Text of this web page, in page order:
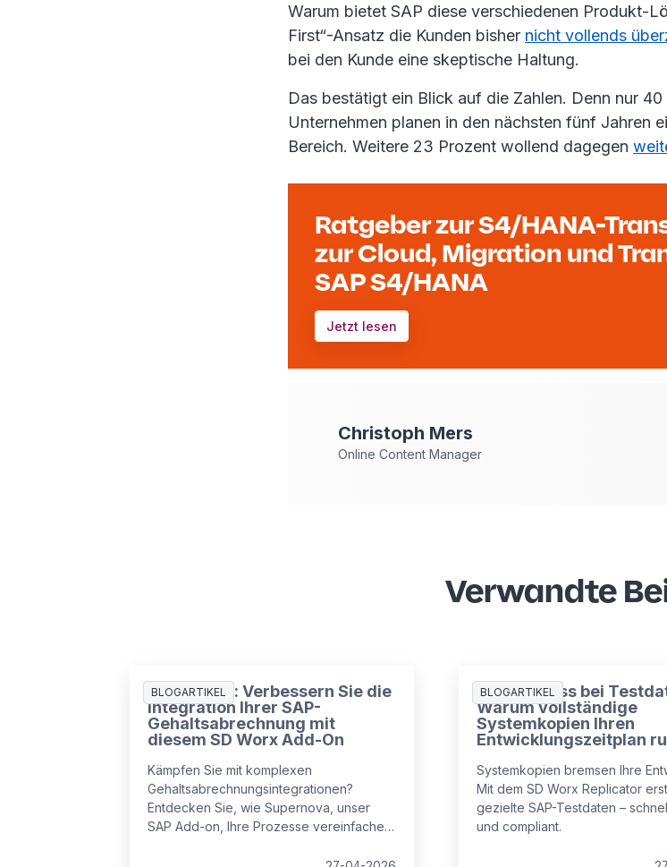
Warum bietet SAP diese verschiedenen Produkt-
First“-Ansatz die Kunden bisher nicht vollends
bei den Kunde eine skeptische Haltung.
Das bestätigt ein Blick auf die Zahlen. Denn nur
Unternehmen planen in den nächsten fünf Jahren
Bereich. Weitere 23 Prozent wollend dagegen
Ratgeber zur S4/HANA-
zur Cloud, Migration und
SAP S4/HANA
Jetzt lesen
Christoph Mers
Online Content Manager
Verwandte
BLOGARTIKEL
Supernova: Verbessern Sie die
Integration Ihrer SAP-
Gehaltsabrechnung mit
diesem SD Worx Add-On
Kämpfen Sie mit komplexen
Gehaltsabrechnungsintegrationen?
Entdecken Sie, wie Supernova, unser
SAP Add-on, Ihre Prozesse vereinfachen
entwickelt, um Ihre SAP SuccessFactors
BLOGARTIKEL
Der Engpass bei
Warum vollständige
Systemkopien Ihren
Entwicklungszeitplan
Systemkopien bremsen Ihre
Mit dem SD Worx Replicator
gezielte SAP-Testdaten –
und compliant.